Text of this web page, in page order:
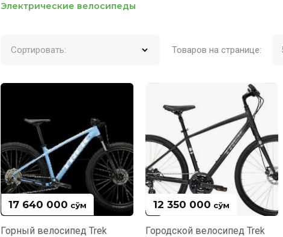
Электрические велосипеды
Сортировать: Товаров на странице:
17 640 000 сўм
Горный велосипед Trek
12 350 000 сўм
Городской велосипед Trek